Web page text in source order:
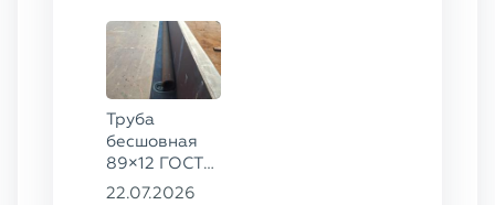
Труба
бесшовная
89×12 ГОСТ
8732-78, ст.
22.07.2026